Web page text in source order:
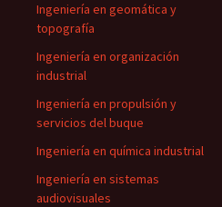
Ingeniería en geomática y
topografía
Ingeniería en organización
industrial
Ingeniería en propulsión y
servicios del buque
Ingeniería en química industrial
Ingeniería en sistemas
audiovisuales